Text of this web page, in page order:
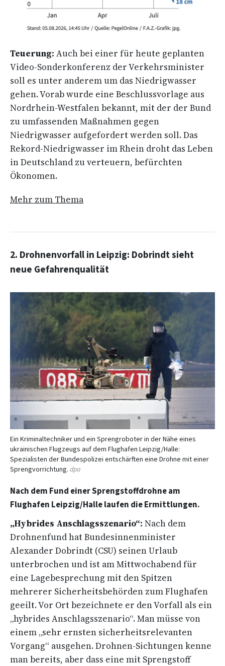
Teuerung: Auch bei einer für heute geplanten
Video-Sonderkonferenz der Verkehrsminister
soll es unter anderem um das Niedrigwasser
gehen. Vorab wurde eine Beschlussvorlage aus
Nordrhein-Westfalen bekannt, mit der der Bund
zu umfassenden Maßnahmen gegen
Niedrigwasser aufgefordert werden soll. Das
Rekord-Niedrigwasser im Rhein droht das Leben
in Deutschland zu verteuern, befürchten
Ökonomen.
Mehr zum Thema
2. Drohnenvorfall in Leipzig: Dobrindt sieht
neue Gefahrenqualität
Ein Kriminaltechniker und ein Sprengroboter in der Nähe eines
ukrainischen Flugzeugs auf dem Flughafen Leipzig/Halle:
Spezialisten der Bundespolizei entschärften eine Drohne mit einer
Sprengvorrichtung. dpa
Nach dem Fund einer Sprengstoffdrohne am
Flughafen Leipzig/Halle laufen die Ermittlungen.
„Hybrides Anschlagsszenario“: Nach dem
Drohnenfund hat Bundesinnenminister
Alexander Dobrindt (CSU) seinen Urlaub
unterbrochen und ist am Mittwochabend für
eine Lagebesprechung mit den Spitzen
mehrerer Sicherheitsbehörden zum Flughafen
geeilt. Vor Ort bezeichnete er den Vorfall als ein
„hybrides Anschlagsszenario“. Man müsse von
einem „sehr ernsten sicherheitsrelevanten
Vorgang“ ausgehen. Drohnen-Sichtungen kenne
man bereits, aber dass eine mit Sprengstoff